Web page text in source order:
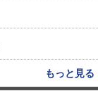
もっと見る